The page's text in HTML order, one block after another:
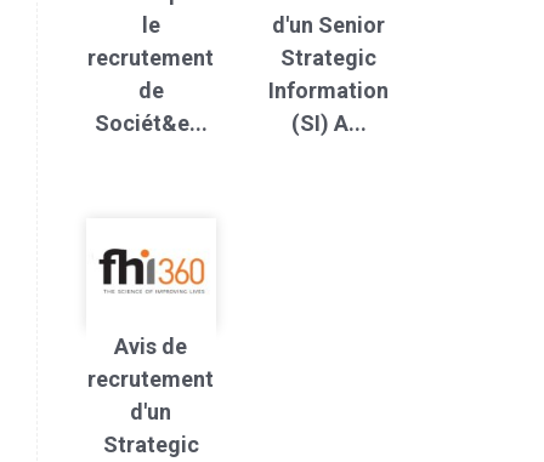
le
recrutement
de
Sociét&e...
d'un Senior
Strategic
Information
(SI) A...
Avis de
recrutement
d'un
Strategic